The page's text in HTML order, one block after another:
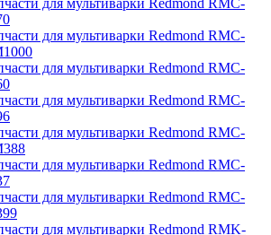
для мультиварки Redmond RMC-
для мультиварки Redmond RMC-
для мультиварки Redmond RMC-
для мультиварки Redmond RMC-
для мультиварки Redmond RMC-
для мультиварки Redmond RMC-
для мультиварки Redmond RMC-
для мультиварки Redmond RMK-